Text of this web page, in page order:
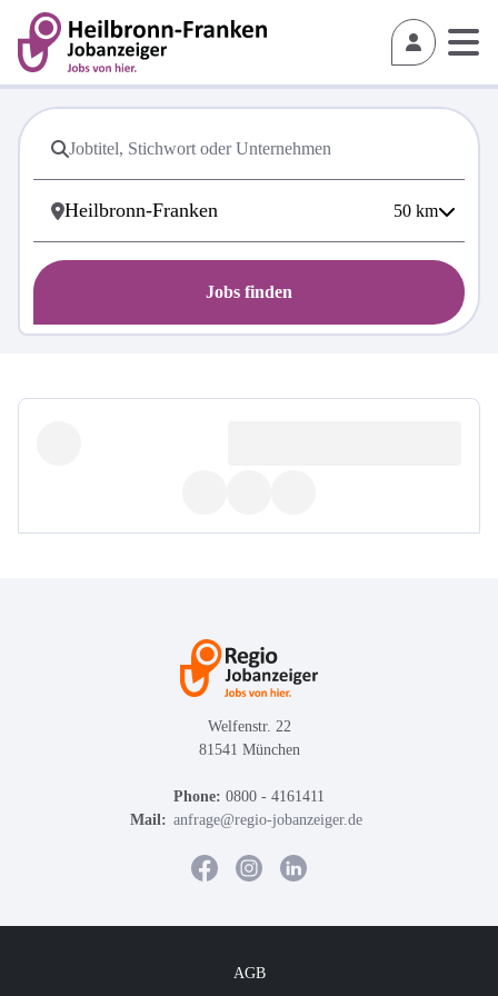
50 km
Jobs finden
Welfenstr. 22
81541 München
Phone: 0800 - 4161411
Mail: anfrage@regio-jobanzeiger.de
AGB